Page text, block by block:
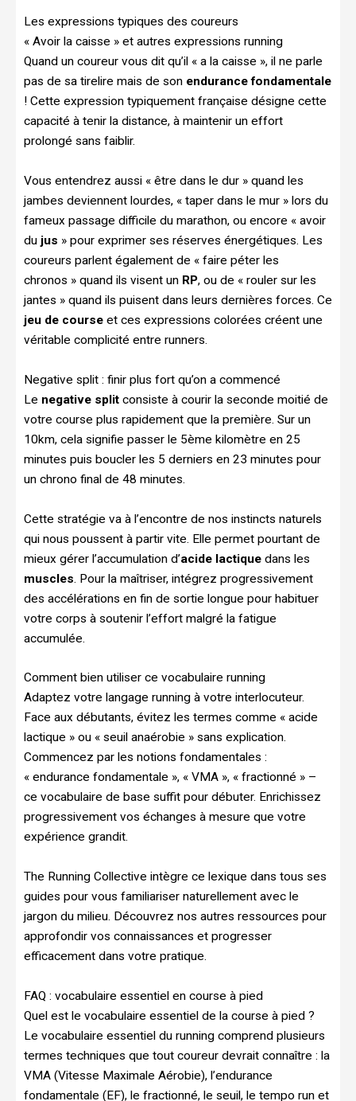
Les expressions typiques des coureurs
« Avoir la caisse » et autres expressions running
Quand un coureur vous dit qu’il « a la caisse », il ne parle
pas de sa tirelire mais de son endurance fondamentale
! Cette expression typiquement française désigne cette
capacité à tenir la distance, à maintenir un effort
prolongé sans faiblir.
Vous entendrez aussi « être dans le dur » quand les
jambes deviennent lourdes, « taper dans le mur » lors du
fameux passage difficile du marathon, ou encore « avoir
du jus » pour exprimer ses réserves énergétiques. Les
coureurs parlent également de « faire péter les
chronos » quand ils visent un RP, ou de « rouler sur les
jantes » quand ils puisent dans leurs dernières forces. Ce
jeu de course et ces expressions colorées créent une
véritable complicité entre runners.
Negative split : finir plus fort qu’on a commencé
Le negative split consiste à courir la seconde moitié de
votre course plus rapidement que la première. Sur un
10km, cela signifie passer le 5ème kilomètre en 25
minutes puis boucler les 5 derniers en 23 minutes pour
un chrono final de 48 minutes.
Cette stratégie va à l’encontre de nos instincts naturels
qui nous poussent à partir vite. Elle permet pourtant de
mieux gérer l’accumulation d’acide lactique dans les
muscles . Pour la maîtriser, intégrez progressivement
des accélérations en fin de sortie longue pour habituer
votre corps à soutenir l’effort malgré la fatigue
accumulée.
Comment bien utiliser ce vocabulaire running
Adaptez votre langage running à votre interlocuteur.
Face aux débutants, évitez les termes comme « acide
lactique » ou « seuil anaérobie » sans explication.
Commencez par les notions fondamentales :
« endurance fondamentale », « VMA », « fractionné » –
ce vocabulaire de base suffit pour débuter. Enrichissez
progressivement vos échanges à mesure que votre
expérience grandit.
The Running Collective intègre ce lexique dans tous ses
guides pour vous familiariser naturellement avec le
jargon du milieu. Découvrez nos autres ressources pour
approfondir vos connaissances et progresser
efficacement dans votre pratique.
FAQ : vocabulaire essentiel en course à pied
Quel est le vocabulaire essentiel de la course à pied ?
Le vocabulaire essentiel du running comprend plusieurs
termes techniques que tout coureur devrait connaître : la
VMA (Vitesse Maximale Aérobie), l’endurance
fondamentale (EF), le fractionné, le seuil, le tempo run et